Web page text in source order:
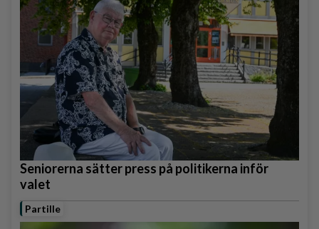
Seniorerna sätter press på politikerna inför
valet
Partille